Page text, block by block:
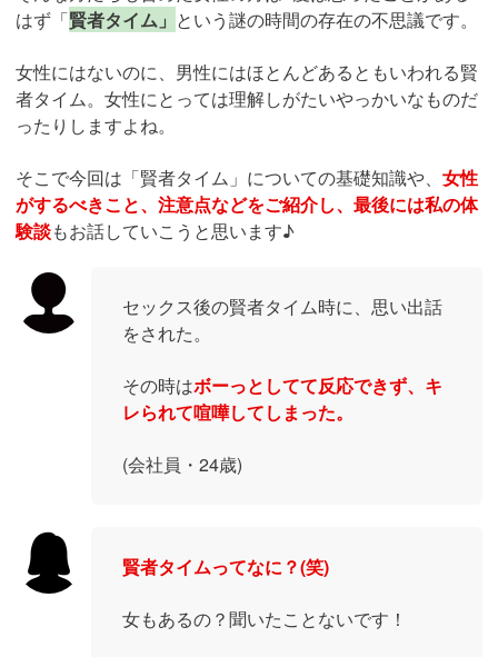
はず「賢者タイム」 という謎の時間の存在の不思議です。
女性にはないのに、男性にはほとんどあるともいわれる賢
者タイム。女性にとっては理解しがたいやっかいなものだ
ったりしますよね。
そこで今回は「賢者タイム」についての基礎知識や、 女性
がするべきこと、注意点などをご紹介し、最後には私の体
験談もお話していこうと思います♪
セックス後の賢者タイム時に、思い出話
をされた。
その時はボーっとしてて反応できず、キ
レられて喧嘩してしまった。
(会社員・24歳)
賢者タイムってなに？(笑)
女もあるの？聞いたことないです！